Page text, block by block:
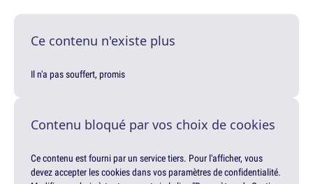
Ce contenu n'existe plus
Il n'a pas souffert, promis
Contenu bloqué par vos choix de cookies
Ce contenu est fourni par un service tiers. Pour l'afficher, vous
devez accepter les cookies dans vos paramètres de confidentialité.